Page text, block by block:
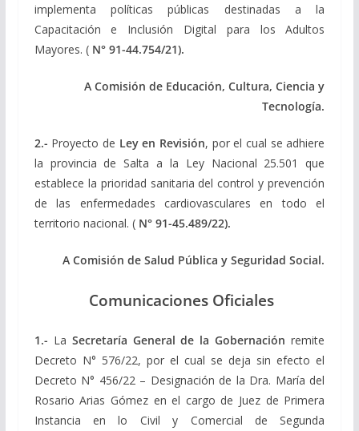
implementa políticas públicas destinadas a la
Capacitación e Inclusión Digital para los Adultos
Mayores. (N° 91-44.754/21).
A Comisión de Educación, Cultura, Ciencia y
Tecnología.
2.- Proyecto de Ley en Revisión, por el cual se adhiere
la provincia de Salta a la Ley Nacional 25.501 que
establece la prioridad sanitaria del control y prevención
de las enfermedades cardiovasculares en todo el
territorio nacional. (N° 91-45.489/22).
A Comisión de Salud Pública y Seguridad Social.
Comunicaciones Oficiales
1.- La Secretaría General de la Gobernación remite
Decreto N° 576/22, por el cual se deja sin efecto el
Decreto N° 456/22 – Designación de la Dra. María del
Rosario Arias Gómez en el cargo de Juez de Primera
Instancia en lo Civil y Comercial de Segunda